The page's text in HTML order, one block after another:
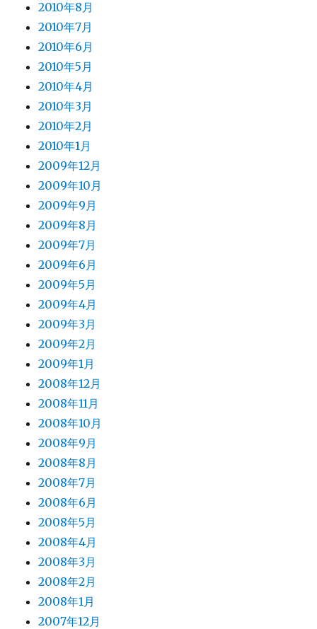
2010年8月
2010年7月
2010年6月
2010年5月
2010年4月
2010年3月
2010年2月
2010年1月
2009年12月
2009年10月
2009年9月
2009年8月
2009年7月
2009年6月
2009年5月
2009年4月
2009年3月
2009年2月
2009年1月
2008年12月
2008年11月
2008年10月
2008年9月
2008年8月
2008年7月
2008年6月
2008年5月
2008年4月
2008年3月
2008年2月
2008年1月
2007年12月